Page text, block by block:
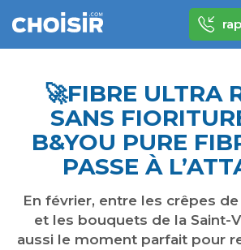
🚀​FIBRE ULTRA
SANS
B&YOU PURE
PASSE À
En février, entre les crêpes
et les bouquets de la Saint-
aussi le moment parfait pour